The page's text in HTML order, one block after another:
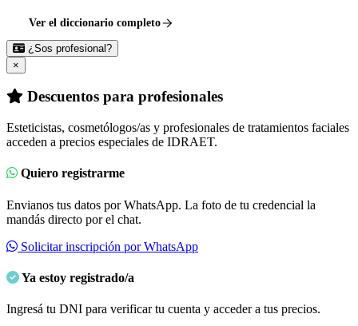
Ver el diccionario completo
¿Sos profesional?
×
Descuentos para profesionales
Esteticistas, cosmetólogos/as y profesionales de tratamientos faciales
acceden a precios especiales de IDRAET.
Quiero registrarme
Envianos tus datos por WhatsApp. La foto de tu credencial la
mandás directo por el chat.
Solicitar inscripción por WhatsApp
Ya estoy registrado/a
Ingresá tu DNI para verificar tu cuenta y acceder a tus precios.